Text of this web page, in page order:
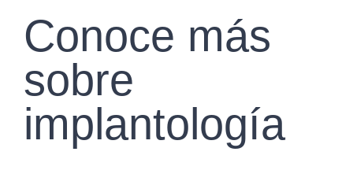
Conoce más
sobre
implantología